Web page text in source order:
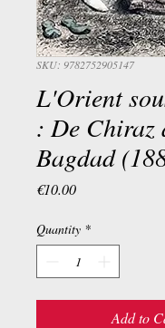
SKU: 9782752905147
L'Orient
: De Chiraz
Bagdad
€10.00Price
Quantity *
Add to